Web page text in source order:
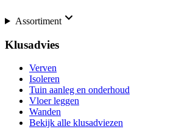
Assortiment
Klusadvies
Verven
Isoleren
Tuin aanleg en onderhoud
Vloer leggen
Wanden
Bekijk alle klusadviezen